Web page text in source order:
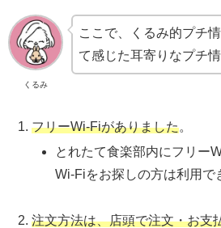
くるみ
ここで、くるみ的プチ
て感じた耳寄りなプチ
フリーWi-Fiがありました。
とれたて食楽部内にフリー
Wi-Fiをお探しの方は利用で
注文方法は、店頭で注文・お支